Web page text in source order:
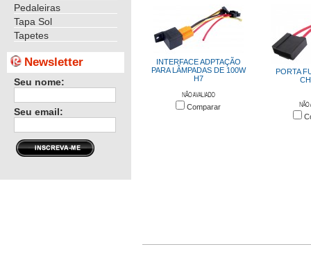
Pedaleiras
Tapa Sol
Tapetes
Newsletter
Seu nome:
Seu email:
INTERFACE ADPTAÇÃO
PARA LÂMPADAS DE 100W
H7
Comparar
PORTA